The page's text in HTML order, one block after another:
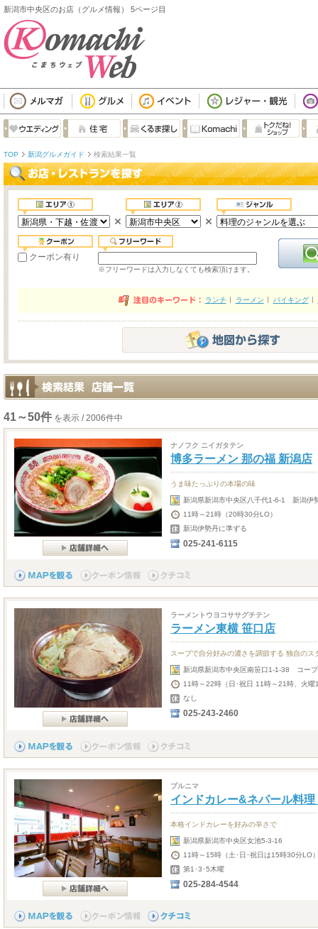
新潟市中央区のお店（グルメ情報） 5ページ目
TOP 新潟グルメガイド 検索結果一覧
クーポン有り
※フリーワードは入力しなくても検索頂けます。
ランチ ラーメン バイキング
41～50件 を表示 / 2006件中
ナノフク ニイガタテン
博多ラーメン 那の福 新潟店
うま味たっぷりの本場の味
新潟県新潟市中央区八千代1-6-1 新潟伊
11時～21時（20時30分LO）
新潟伊勢丹に準ずる
025-241-6115
ラーメントウヨコササグチテン
ラーメン東横 笹口店
スープで自分好みの濃さを調節する 独自のス
新潟県新潟市中央区南笹口1-1-38 コー
11時～22時（日･祝日 11時～21時、火曜
なし
025-243-2460
プルニマ
インドカレー&ネパール料
本格インドカレーを好みの辛さで
新潟県新潟市中央区女池5-3-16
11時～15時（土･日･祝日は15時30分LO
第1･3･5木曜
025-284-4544